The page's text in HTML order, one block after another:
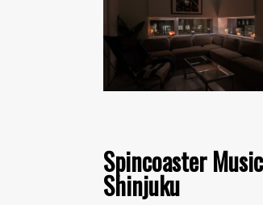
Spincoaster
Shinjuku